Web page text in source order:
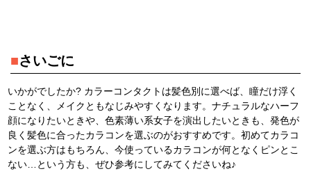
■さいごに
いかがでしたか? カラーコンタクトは髪色別に選べば、瞳だけ浮く
ことなく、メイクともなじみやすくなります。ナチュラルなハーフ
顔になりたいときや、色素薄い系女子を演出したいときも、発色が
良く髪色に合ったカラコンを選ぶのがおすすめです。初めてカラコ
ンを選ぶ方はもちろん、今使っているカラコンが何となくピンとこ
ない…という方も、ぜひ参考にしてみてくださいね♪